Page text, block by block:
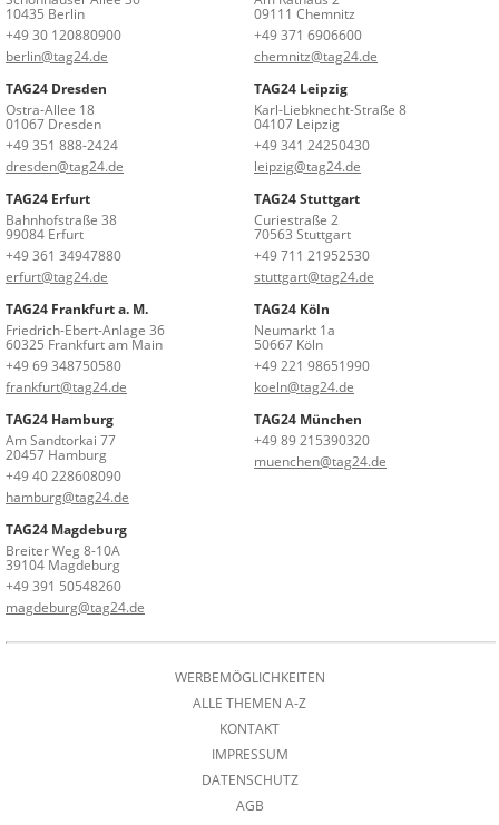
10435 Berlin
+49 30 120880900
berlin@tag24.de
09111 Chemnitz
+49 371 6906600
chemnitz@tag24.de
TAG24 Dresden
Ostra-Allee 18
01067 Dresden
+49 351 888-2424
dresden@tag24.de
TAG24 Leipzig
Karl-Liebknecht-Straße 8
04107 Leipzig
+49 341 24250430
leipzig@tag24.de
TAG24 Erfurt
Bahnhofstraße 38
99084 Erfurt
+49 361 34947880
erfurt@tag24.de
TAG24 Stuttgart
Curiestraße 2
70563 Stuttgart
+49 711 21952530
stuttgart@tag24.de
TAG24 Frankfurt a. M.
Friedrich-Ebert-Anlage 36
60325 Frankfurt am Main
+49 69 348750580
frankfurt@tag24.de
TAG24 Köln
Neumarkt 1a
50667 Köln
+49 221 98651990
koeln@tag24.de
TAG24 Hamburg
Am Sandtorkai 77
20457 Hamburg
+49 40 228608090
hamburg@tag24.de
TAG24 München
+49 89 215390320
muenchen@tag24.de
TAG24 Magdeburg
Breiter Weg 8-10A
39104 Magdeburg
+49 391 50548260
magdeburg@tag24.de
WERBEMÖGLICHKEITEN
ALLE THEMEN A-Z
KONTAKT
IMPRESSUM
DATENSCHUTZ
AGB